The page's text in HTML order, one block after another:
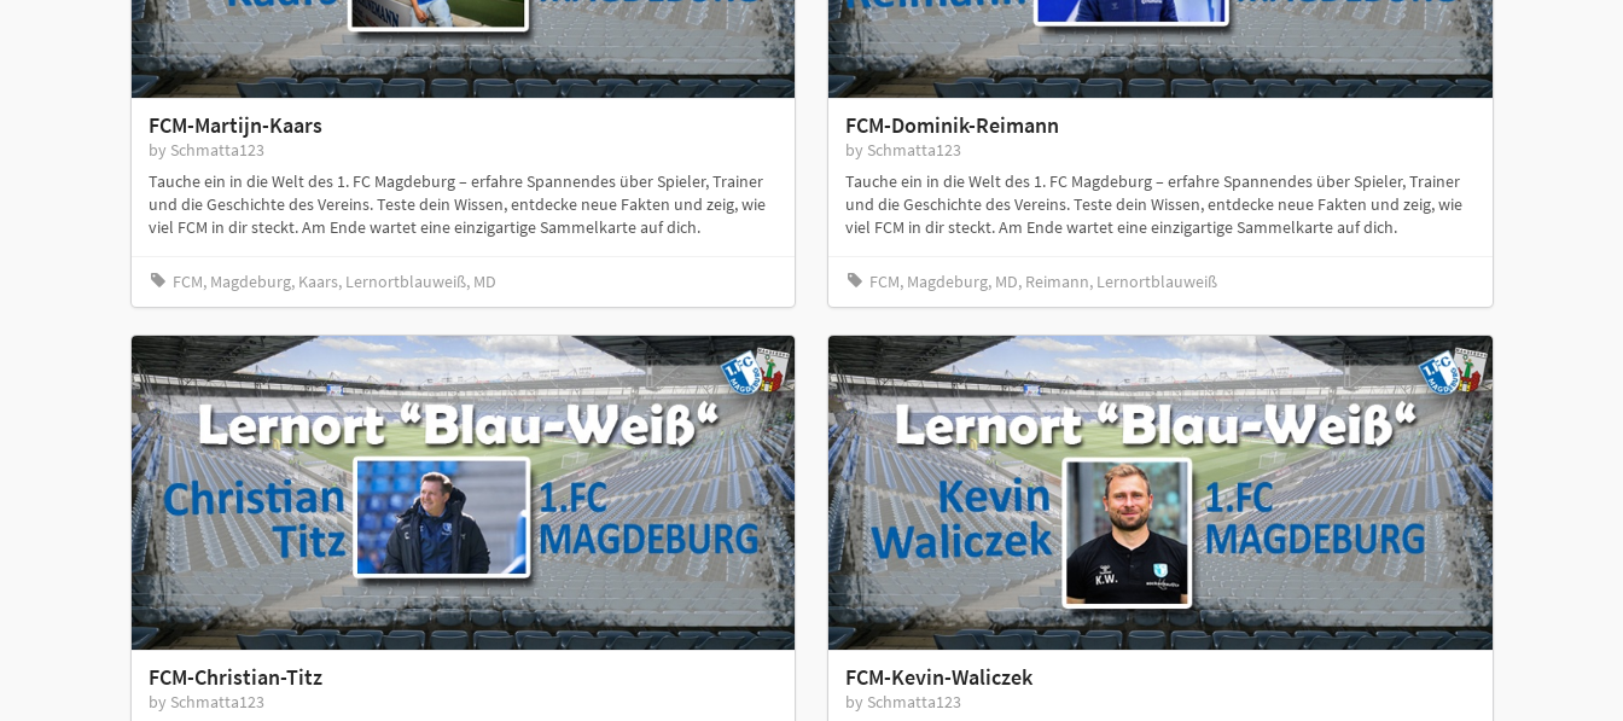
FCM-Martijn-Kaars
by Schmatta123
Tauche ein in die Welt des 1. FC Magdeburg – erfahre Spannendes über Spieler, Trainer
und die Geschichte des Vereins. Teste dein Wissen, entdecke neue Fakten und zeig, wie
viel FCM in dir steckt. Am Ende wartet eine einzigartige Sammelkarte auf dich.
FCM, Magdeburg, Kaars, Lernortblauweiß, MD
FCM-Dominik-Reimann
by Schmatta123
Tauche ein in die Welt des 1. FC Magdeburg – erfahre Spannendes über Spieler, Trainer
und die Geschichte des Vereins. Teste dein Wissen, entdecke neue Fakten und zeig, wie
viel FCM in dir steckt. Am Ende wartet eine einzigartige Sammelkarte auf dich.
FCM, Magdeburg, MD, Reimann, Lernortblauweiß
FCM-Christian-Titz
by Schmatta123
FCM-Kevin-Waliczek
by Schmatta123